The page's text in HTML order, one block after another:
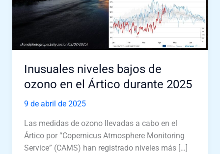
Inusuales niveles bajos de
ozono en el Ártico durante 2025
9 de abril de 2025
Las medidas de ozono llevadas a cabo en el
Ártico por “Copernicus Atmosphere Monitoring
Service” (CAMS) han registrado niveles más […]
Ártico
durante